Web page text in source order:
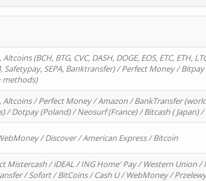
(BCH, BTG, CVC, DASH, DOGE, EOS, ETC, ETH,
Safetypay, SEPA, Banktransfer) / Perfect Money /
methods)
/ Perfect Money / Amazon / BankTransfer
/ Dotpay (Poland) / Neosurf (France) / Bitcash ( Japan)
/ Discover / American Express / Bitcoin
Mistercash / iDEAL / ING Home' Pay / Western Union /
/ Sofort / BitCoins / Cash U / WebMoney /